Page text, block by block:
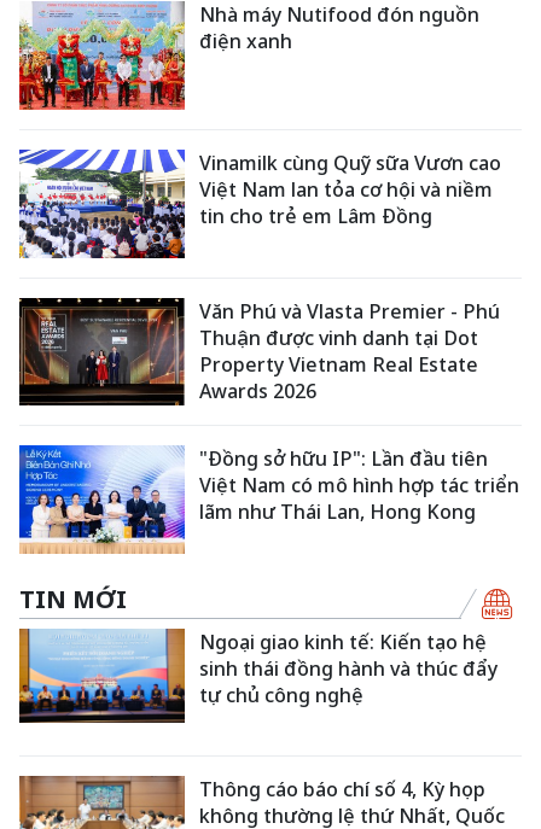
Nhà máy Nutifood đón nguồn
điện xanh
Vinamilk cùng Quỹ sữa Vươn cao
Việt Nam lan tỏa cơ hội và niềm
tin cho trẻ em Lâm Đồng
Văn Phú và Vlasta Premier - Phú
Thuận được vinh danh tại Dot
Property Vietnam Real Estate
Awards 2026
"Đồng sở hữu IP": Lần đầu tiên
Việt Nam có mô hình hợp tác triển
lãm như Thái Lan, Hong Kong
TIN MỚI
Ngoại giao kinh tế: Kiến tạo hệ
sinh thái đồng hành và thúc đẩy
tự chủ công nghệ
Thông cáo báo chí số 4, Kỳ họp
không thường lệ thứ Nhất, Quốc